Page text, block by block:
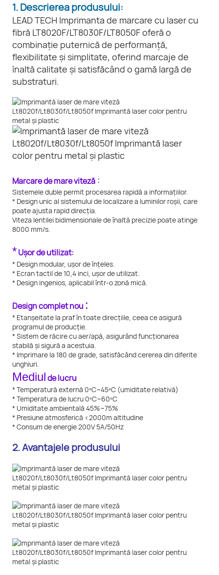
1. Descrierea produsului:
LEAD TECH Imprimanta de marcare cu laser cu
fibră LT8020F/LT8030F/LT8050F oferă o
combinație puternică de performanță,
flexibilitate și simplitate, oferind marcaje de
înaltă calitate și satisfăcând o gamă largă de
substraturi.
Marcare de mare viteză :
Sistemele duble permit procesarea rapidă a informațiilor.
* Design unic al sistemului de localizare a luminilor roșii, care
poate ajusta rapid direcția.
Viteza lentilei bidimensionale de înaltă precizie poate atinge
8000 mm/s.
*Ușor de utilizat:
* Design modular, ușor de înțeles.
* Ecran tactil de 10,4 inci, ușor de utilizat.
* Design ingenios, aplicabil într-o zonă mică.
Design complet nou :
* Etanșeitate la praf în toate direcțiile, ceea ce asigură
programul de producție.
* Sistem de răcire cu aer/apă, asigurând funcționarea
stabilă și sigură a acestuia.
* Imprimare la 180 de grade, satisfăcând cererea din diferite
unghiuri.
Mediulde lucru
* Temperatură externă 0ºC~45ºC (umiditate relativă)
* Temperatura de lucru 0ºC~60ºC
* Umiditate ambientală 45%~75%
* Presiune atmosferică <2000m altitudine
* Consum de energie 200V 5A/50Hz
2. Avantajele produsului